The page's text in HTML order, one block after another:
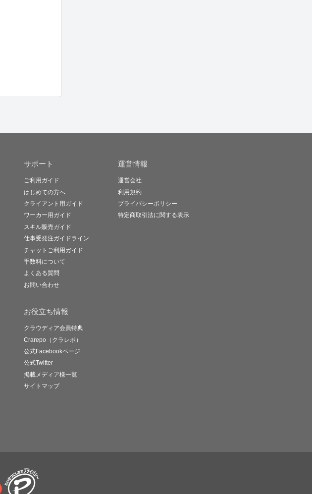
サポート
ご利用ガイド
はじめての方へ
クライアント用ガイド
ワーカー用ガイド
スキル販売ガイド
仕事受発注ガイドライン
チャットご利用ガイド
手数料について
よくある質問
お問い合わせ
お役立ち情報
クラウディア会員特典
Crarepo（クラレポ）
公式Facebookページ
公式Twitter
掲載メディア様一覧
サイトマップ
運営情報
運営会社
利用規約
プライバシーポリシー
特定商取引法に関する表示